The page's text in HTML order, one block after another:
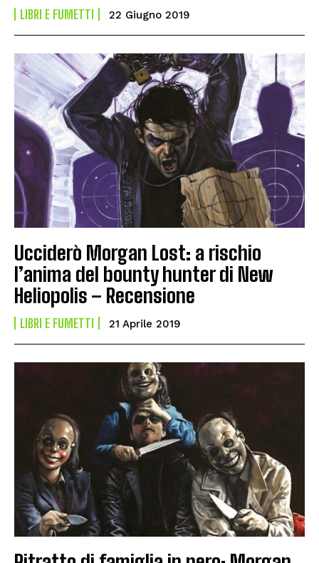
LIBRI E FUMETTI 22 Giugno 2019
Ucciderò Morgan Lost: a rischio
l’anima del bounty hunter di New
Heliopolis – Recensione
LIBRI E FUMETTI 21 Aprile 2019